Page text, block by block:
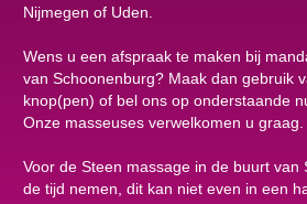
Nijmegen of Uden.
Wens u een afspraak te maken bij
van Schoonenburg? Maak dan gebruik
knop(pen) of bel ons op onderstaande
Onze masseuses verwelkomen u graag.
Voor de Steen massage in de buurt van
de tijd nemen, dit kan niet even in een